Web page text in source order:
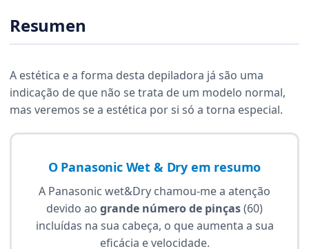
Resumen
A estética e a forma desta depiladora já são uma
indicação de que não se trata de um modelo normal,
mas veremos se a estética por si só a torna especial.
O Panasonic Wet & Dry em resumo
A Panasonic wet&Dry chamou-me a atenção
devido ao grande número de pinças(60)
incluídas na sua cabeça, o que aumenta a sua
eficácia e velocidade.